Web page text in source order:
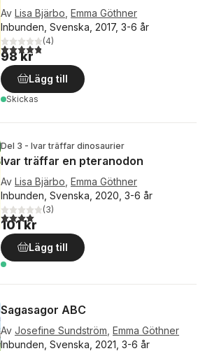
Av Lisa Bjärbo Emma Göthner
Inbunden, Svenska, 2017, 3-6 år
4,8utav 5 stjärnor. Totalt antal röster:
(4)
98 kr
Lägg till
Skickas
Del 3 - Ivar träffar dinosaurier
Ivar träffar en pteranodon
Av Lisa Bjärbo Emma Göthner
Inbunden, Svenska, 2020, 3-6 år
4,0utav 5 stjärnor. Totalt antal röster:
(3)
101 kr
Lägg till
Sagasagor ABC
Av Josefine Sundström Emma Göthner
Inbunden, Svenska, 2021, 3-6 år